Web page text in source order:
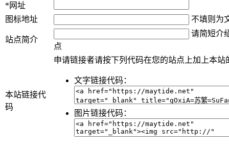
*网址
图标地址
不填则为
站点简介
请简短介
点
本站链接代
码
申请链接者请按下列代码在您的站点上加上本站
文字链接代码：
图片链接代码：